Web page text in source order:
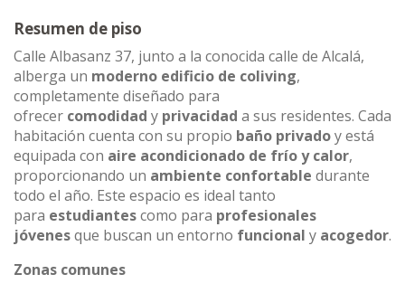
Resumen de piso
Calle Albasanz 37, junto a la conocida calle de Alcalá,
alberga un moderno edificio de coliving,
completamente diseñado para
ofrecer comodidad y privacidad a sus residentes. Cada
habitación cuenta con su propio baño privadoy está
equipada con aire acondicionado de frío y calor,
proporcionando un ambiente confortable durante
todo el año. Este espacio es ideal tanto
para estudiantescomo para profesionales
jóvenesque buscan un entorno funcional y acogedor.
Zonas comunes